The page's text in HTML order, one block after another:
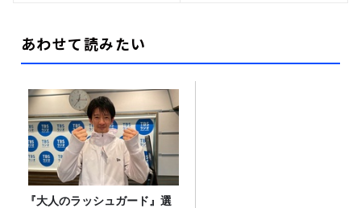
あわせて読みたい
『大人のラッシュガード』選